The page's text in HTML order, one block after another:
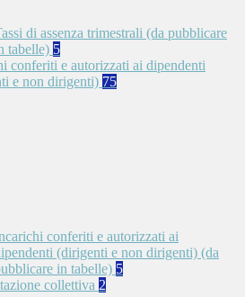
di assenza trimestrali (da pubblicare
tabelle) 5
conferiti e autorizzati ai dipendenti
e non dirigenti) 75
conferiti e autorizzati ai
(dirigenti e non dirigenti) (da
in tabelle) 5
collettiva 2